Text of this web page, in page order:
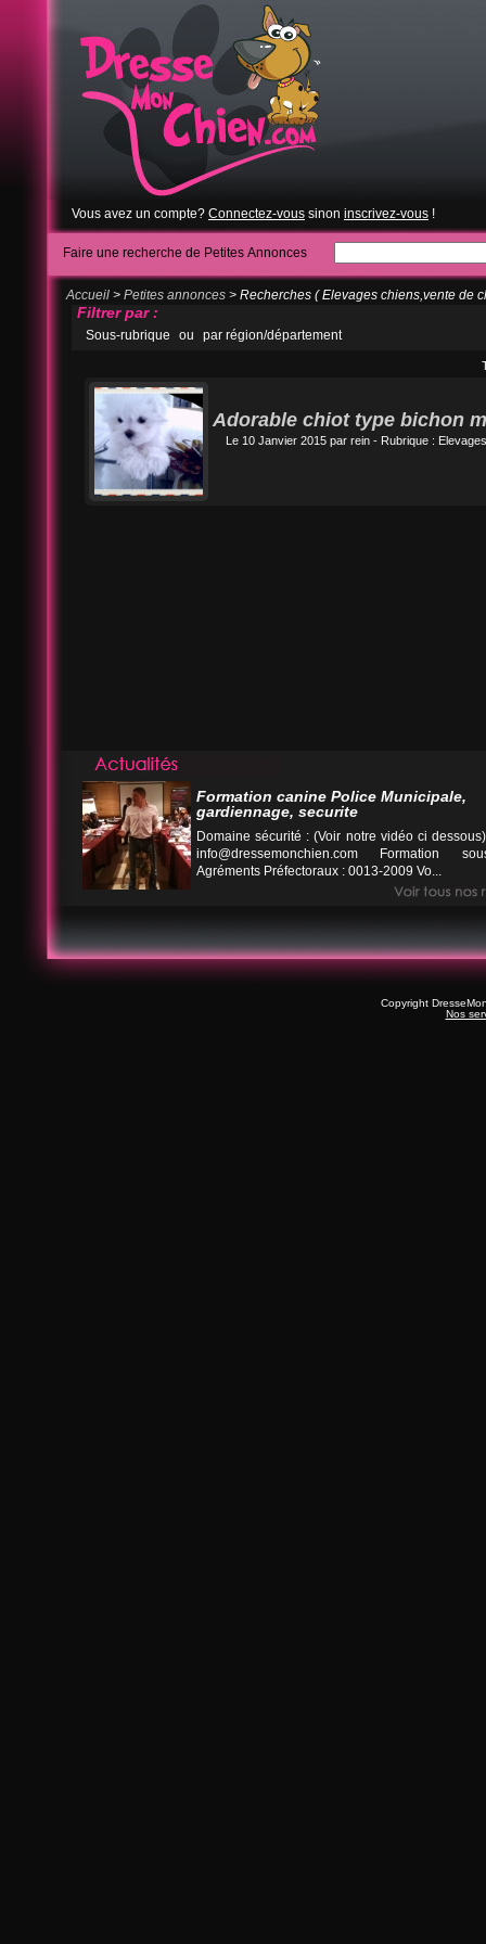
Vous avez un compte? Connectez-vous sinon inscrivez-vous !
Faire une recherche de Petites Annonces
Accueil > Petites annonces > Recherches ( Elevages chiens,vente de
Filtrer par :
Sous-rubrique ou par région/département
Adorable chiot type bichon
Le 10 Janvier 2015 par rein - Rubrique :
Formation canine Police Municipale,
gardiennage, securite
Domaine sécurité : (Voir notre vidéo ci
info@dressemonchien.com Formation
Agréments Préfectoraux : 0013-2009 Vo...
Copyright
Nos